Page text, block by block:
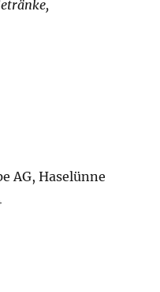
AG, Haselünne